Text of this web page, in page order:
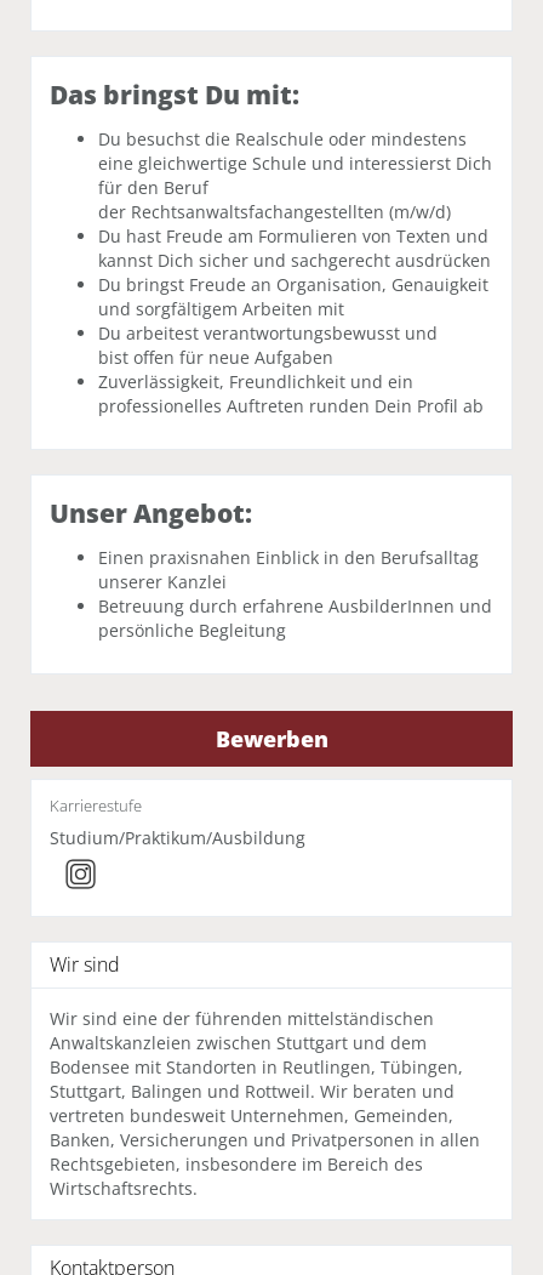
Das bringst Du mit:
Du besuchst die Realschule oder mindestens
eine gleichwertige Schule und interessierst Dich
für den Beruf
der Rechtsanwaltsfachangestellten (m/w/d)
Du hast Freude am Formulieren von Texten und
kannst Dich sicher und sachgerecht ausdrücken
Du bringst Freude an Organisation, Genauigkeit
und sorgfältigem Arbeiten mit
Du arbeitest verantwortungsbewusst und
bist offen für neue Aufgaben
Zuverlässigkeit, Freundlichkeit und ein
professionelles Auftreten runden Dein Profil ab
Unser Angebot:
Einen praxisnahen Einblick in den Berufsalltag
unserer Kanzlei
Betreuung durch erfahrene AusbilderInnen und
persönliche Begleitung
Bewerben
Karrierestufe
Studium/Praktikum/Ausbildung
Wir sind
Wir sind eine der führenden mittelständischen
Anwaltskanzleien zwischen Stuttgart und dem
Bodensee mit Standorten in Reutlingen, Tübingen,
Stuttgart, Balingen und Rottweil. Wir beraten und
vertreten bundesweit Unternehmen, Gemeinden,
Banken, Versicherungen und Privatpersonen in allen
Rechtsgebieten, insbesondere im Bereich des
Wirtschaftsrechts.
Kontaktperson